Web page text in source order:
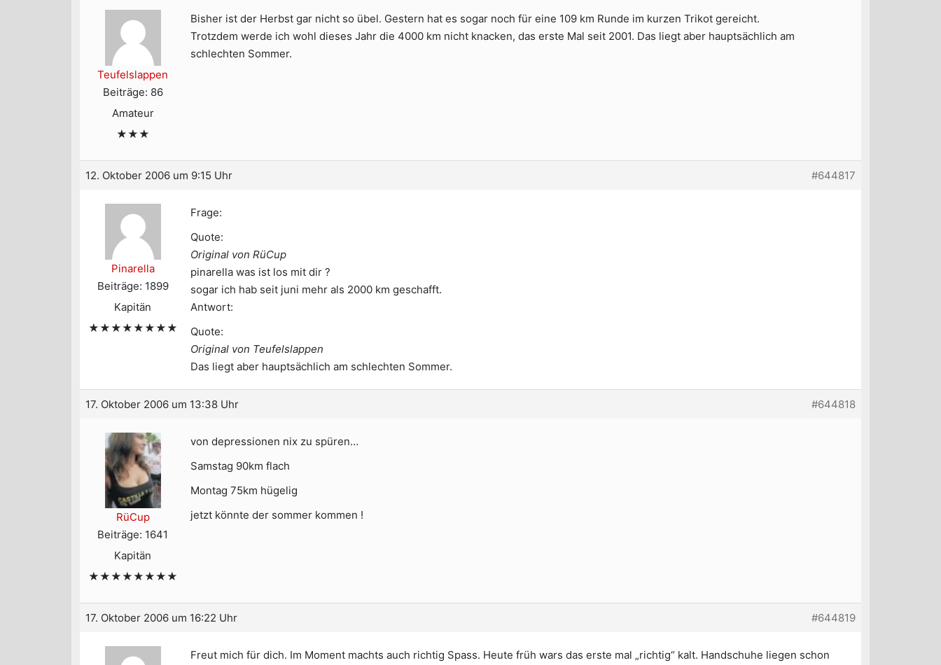
Teufelslappen
Beiträge: 86
Amateur
★★★
Bisher ist der Herbst gar nicht so übel. Gestern hat es sogar noch für eine 109 km Runde im kurzen Trikot gereicht.
Trotzdem werde ich wohl dieses Jahr die 4000 km nicht knacken, das erste Mal seit 2001. Das liegt aber hauptsächlich am
schlechten Sommer.
12. Oktober 2006 um 9:15 Uhr #644817
Pinarella
Beiträge: 1899
Kapitän
★★★★★★★★
Frage:
Quote:
Original von RüCup
pinarella was ist los mit dir ?
sogar ich hab seit juni mehr als 2000 km geschafft.
Antwort:
Quote:
Original von Teufelslappen
Das liegt aber hauptsächlich am schlechten Sommer.
17. Oktober 2006 um 13:38 Uhr #644818
RüCup
Beiträge: 1641
Kapitän
★★★★★★★★
von depressionen nix zu spüren…
Samstag 90km flach
Montag 75km hügelig
jetzt könnte der sommer kommen !
17. Oktober 2006 um 16:22 Uhr #644819
Freut mich für dich. Im Moment machts auch richtig Spass. Heute früh wars das erste mal „richtig“ kalt. Handschuhe liegen schon